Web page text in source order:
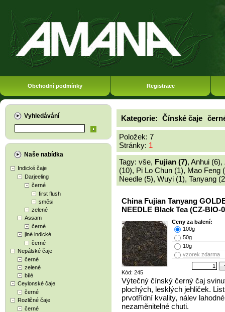
Obchodní podmínky Registrace
Vyhledávání
Naše nabídka
Indické čaje
Darjeeling
černé
first flush
směsi
zelené
Assam
černé
jiné indické
černé
Nepálské čaje
černé
zelené
bílé
Ceylonské čaje
černé
Rozličné čaje
černé
Kategorie: Čínské čaje
Položek: 7
Stránky: 1
Tagy: vše, Fujian (7), Anhui (6),
(10), Pi Lo Chun (1), Mao Feng
Needle (5), Wuyi (1), Tanyang
China Fujian Tanyang
NEEDLE Black Tea (CZ-BIO-
Kód: 245
Ceny za balení:
100g
50g
10g
vzorek zdarma
Výtečný čínský černý čaj
plochých, lesklých jehliček. List
prvotřídní kvality, nálev
nezaměnitelné chuti.